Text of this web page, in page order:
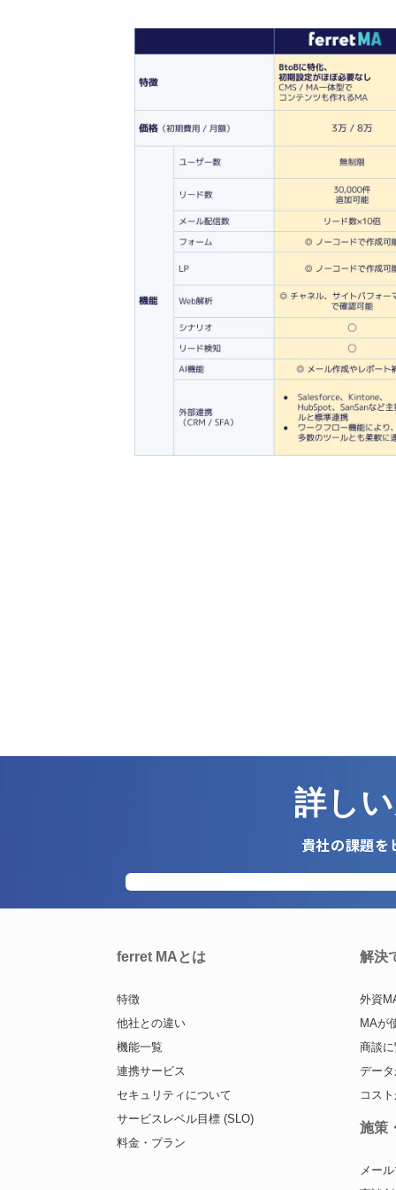
詳し
貴社の課題を
ferret MAとは
特徴
他社との違い
機能一覧
連携サービス
セキュリティについて
サービスレベル目標 (SLO)
料金・プラン
解決
外資
MAが
商談
デー
コス
施策
メー